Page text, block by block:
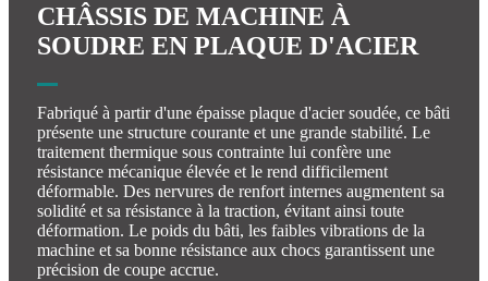
CHÂSSIS DE MACHINE À
SOUDRE EN PLAQUE D'ACIER
Fabriqué à partir d'une épaisse plaque d'acier soudée, ce bâti
présente une structure courante et une grande stabilité. Le
traitement thermique sous contrainte lui confère une
résistance mécanique élevée et le rend difficilement
déformable. Des nervures de renfort internes augmentent sa
solidité et sa résistance à la traction, évitant ainsi toute
déformation. Le poids du bâti, les faibles vibrations de la
machine et sa bonne résistance aux chocs garantissent une
précision de coupe accrue.